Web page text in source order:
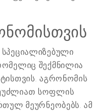
შექმნილია
აგრონომის
სოფლის
მეურნეობებს. ამ